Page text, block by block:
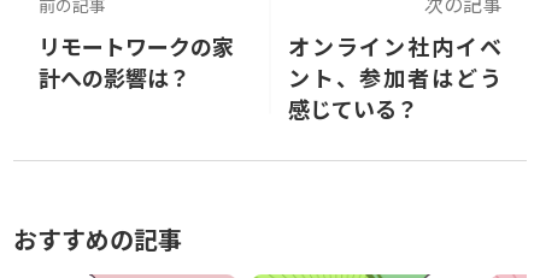
リモートワークの家
計への影響は？
オンライン社内イベ
ント、参加者はどう
感じている？
おすすめの記事